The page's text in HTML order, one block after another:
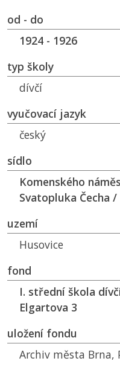
od - do
1924 - 1926
typ školy
dívčí
vyučovací jazyk
český
sídlo
Komenského
Svatopluka Čecha
uzemí
Husovice
fond
I. střední škola
Elgartova 3
uložení fondu
Archiv města Brna,